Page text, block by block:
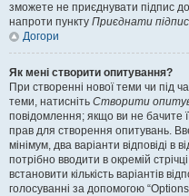
зможете не приєднувати підпис
напроти пункту Приєднати підпис
Догори
Як мені створити опитування?
При створенні нової теми чи під
теми, натисніть Створити
повідомлення; якщо ви не бачите
прав для створення опитувань.
мінімум, два варіанти відповіді в
потрібно вводити в окремій
встановити кількість варіантів
голосуванні за допомогою